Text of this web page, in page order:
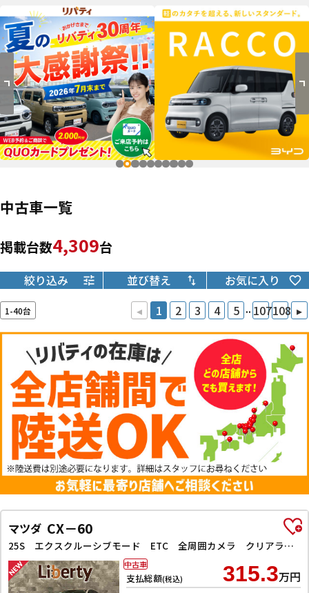
中古車一覧
掲載台数4,309台
絞り込み 並び替え お気に入り
1-40台 ◂ 1 2 3 4 5 .. 107108 ▸
マツダ CX－60
25S エクスクルーシブモード ETC 全周囲カメラ クリアランスソナー オートクルーズコントロール レーンアシスト パワーシート 衝突被害軽減システム サンルーフ TV オートマチックハイビーム オートライト 電動リアゲート
支払総額(税込) 315.3万円
中古車